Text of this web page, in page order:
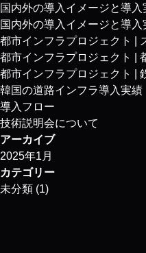
国内外の導入イメージと導
国内外の導入イメージと導
都市インフラプロジェクト |
都市インフラプロジェクト |
都市インフラプロジェクト |
韓国の道路インフラ導入実績
導入フロー
技術説明会について
アーカイブ
2025年1月
カテゴリー
未分類 (1)